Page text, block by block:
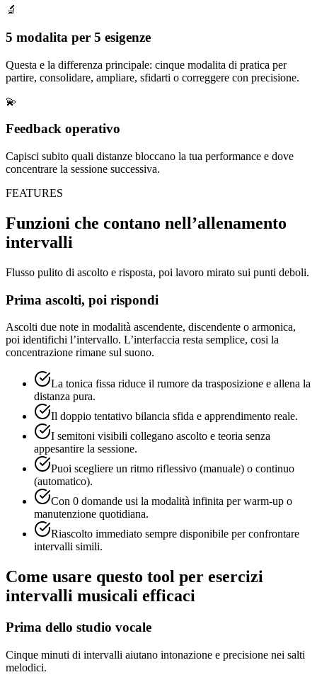
🔬
5 modalita per 5 esigenze
Questa e la differenza principale: cinque modalita di pratica per
partire, consolidare, ampliare, sfidarti o correggere con precisione.
💫
Feedback operativo
Capisci subito quali distanze bloccano la tua performance e dove
concentrare la sessione successiva.
FEATURES
Funzioni che contano nell’allenamento
intervalli
Flusso pulito di ascolto e risposta, poi lavoro mirato sui punti deboli.
Prima ascolti, poi rispondi
Ascolti due note in modalità ascendente, discendente o armonica,
poi identifichi l’intervallo. L’interfaccia resta semplice, cosi la
concentrazione rimane sul suono.
La tonica fissa riduce il rumore da trasposizione e allena la
distanza pura.
Il doppio tentativo bilancia sfida e apprendimento reale.
I semitoni visibili collegano ascolto e teoria senza
appesantire la sessione.
Puoi scegliere un ritmo riflessivo (manuale) o continuo
(automatico).
Con 0 domande usi la modalità infinita per warm-up o
manutenzione quotidiana.
Riascolto immediato sempre disponibile per confrontare
intervalli simili.
Come usare questo tool per esercizi
intervalli musicali efficaci
Prima dello studio vocale
Cinque minuti di intervalli aiutano intonazione e precisione nei salti
melodici.